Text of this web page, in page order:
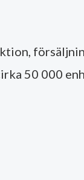
50 000